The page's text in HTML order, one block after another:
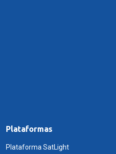
Plataformas
Plataforma SatLight